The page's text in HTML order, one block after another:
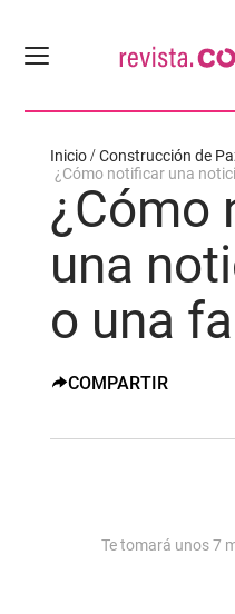
Inicio
Construcción de
¿Cómo notificar una
¿Cómo
una
o una
COMPARTIR
Te tomará unos7